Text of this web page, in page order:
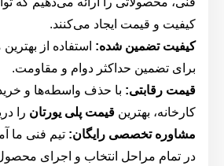
کیفیت و قیمت ایجاد می‌کنند.
کیفیت تضمین شده: استفاده از بهترین
برای تضمین حداکثر دوام و مقاومت.
قیمت رقابتی: با حذف واسطه‌ها و
کارخانه، بهترین قیمت پلی یورتان را
مشاوره تخصصی رایگان: تیم فنی ما
در تمام مراحل انتخاب و اجرای